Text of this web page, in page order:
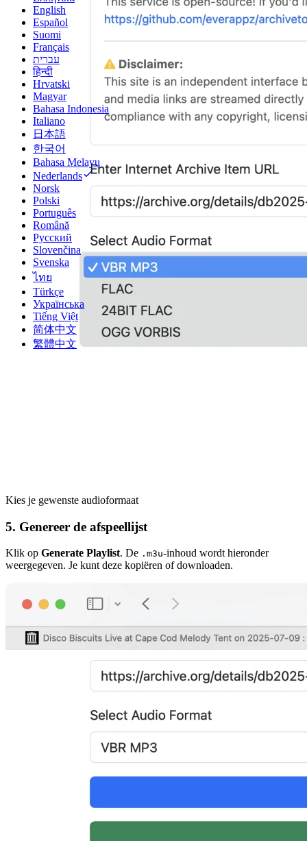
English
Español
Suomi
Français
עברית
हिन्दी
Hrvatski
Magyar
Bahasa Indonesia
Italiano
日本語
한국어
Bahasa Melayu
Nederlands
Norsk
Polski
Português
Română
Русский
Slovenčina
Svenska
ไทย
Türkçe
Українська
Tiếng Việt
简体中文
繁體中文
Kies je gewenste audioformaat
5. Genereer de afspeellijst
Klik op Generate Playlist. De .m3u-inhoud wordt hieronder
weergegeven. Je kunt deze kopiëren of downloaden.